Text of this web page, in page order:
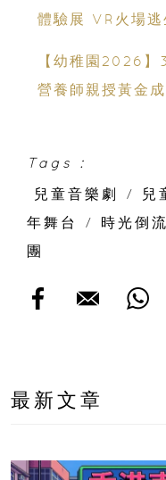
體驗展 VR火場逃
【幼稚園2026】
營養師親授黃金
Tags :
兒童音樂劇
/ 兒
年舞台
/ 時光倒
團
最新文章